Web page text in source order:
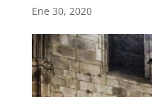
Ene 30, 2020